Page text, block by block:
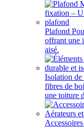
Plafond
offrant une
aisé.
Isolation
fibres de
une toiture